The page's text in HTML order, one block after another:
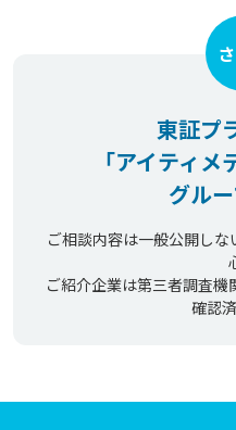
東証プ
「アイティメ
グル
ご相談内容は一般公開し
ご紹介企業は第三者調査
確認